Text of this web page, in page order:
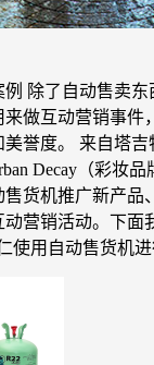
除了自动售卖
来做互动营销事件
誉度。 来自塔吉
Decay（彩妆
售货机推广新产品
营销活动。下面
使用自动售货机进